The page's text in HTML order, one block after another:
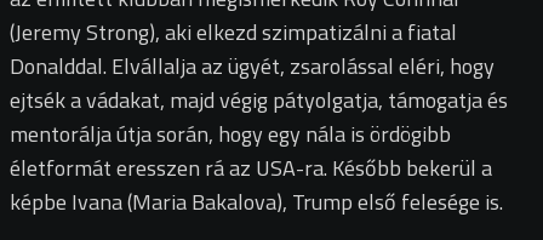
(Jeremy Strong), aki elkezd szimpatizálni a fiatal
Donalddal. Elvállalja az ügyét, zsarolással eléri, hogy
ejtsék a vádakat, majd végig pátyolgatja, támogatja és
mentorálja útja során, hogy egy nála is ördögibb
életformát eresszen rá az USA-ra. Később bekerül a
képbe Ivana (Maria Bakalova), Trump első felesége is.